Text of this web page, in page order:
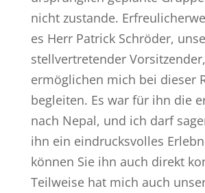
nicht zustande.
es Herr Patrick Schröder,
stellvertretender Vorsitzender,
ermöglichen mich bei dieser
begleiten. Es war für ihn die
nach Nepal, und ich darf
ihn ein eindrucksvolles
können Sie ihn auch direkt
Teilweise hat mich auch